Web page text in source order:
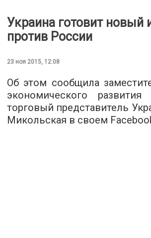
Украина готовит новый
против России
23 ноя 2015, 12:08
Об этом сообщила
экономического
торговый представитель
Микольская в своем